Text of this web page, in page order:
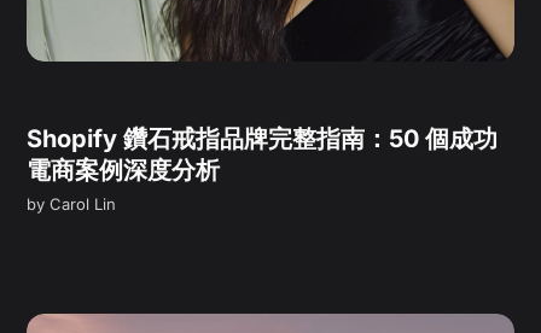
Shopify 鑽石戒指品牌完整指南：50 個成功
電商案例深度分析
byCarol Lin